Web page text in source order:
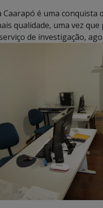
Caarapó é uma
qualidade, uma vez
de investigação,